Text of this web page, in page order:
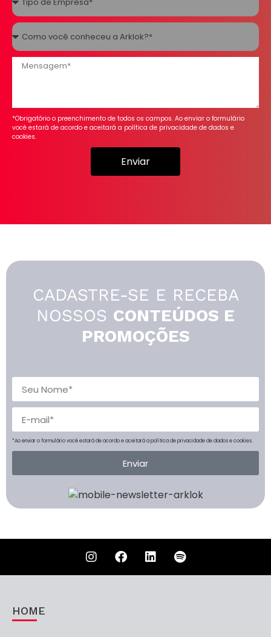
*Obrigatório o preenchimento de todos os campos. Ao enviar o formulário
você estará de acordo e aceitará a política de privacidade de dados e
cookies.
Enviar
CADASTRE-SE E RECEBA
NOSSOS CONTEÚDOS E
PROMOÇÕES
*Ao enviar o formulário você estará de acordo e aceitará a política de privacidade de dados e cookies.
Enviar
HOME